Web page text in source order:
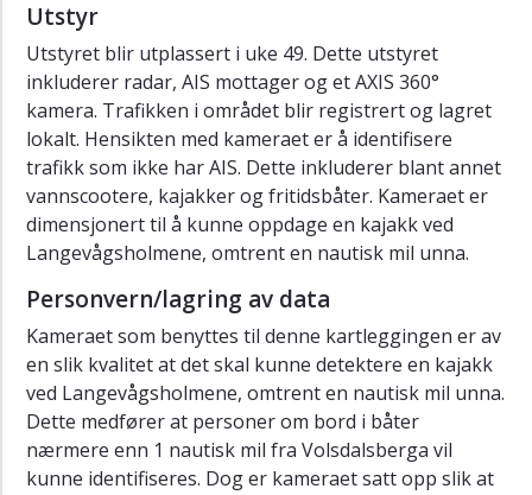
Utstyr
Utstyret blir utplassert i uke 49. Dette utstyret
inkluderer radar, AIS mottager og et AXIS 360°
kamera. Trafikken i området blir registrert og lagret
lokalt. Hensikten med kameraet er å identifisere
trafikk som ikke har AIS. Dette inkluderer blant annet
vannscootere, kajakker og fritidsbåter. Kameraet er
dimensjonert til å kunne oppdage en kajakk ved
Langevågsholmene, omtrent en nautisk mil unna.
Personvern/lagring av data
Kameraet som benyttes til denne kartleggingen er av
en slik kvalitet at det skal kunne detektere en kajakk
ved Langevågsholmene, omtrent en nautisk mil unna.
Dette medfører at personer om bord i båter
nærmere enn 1 nautisk mil fra Volsdalsberga vil
kunne identifiseres. Dog er kameraet satt opp slik at